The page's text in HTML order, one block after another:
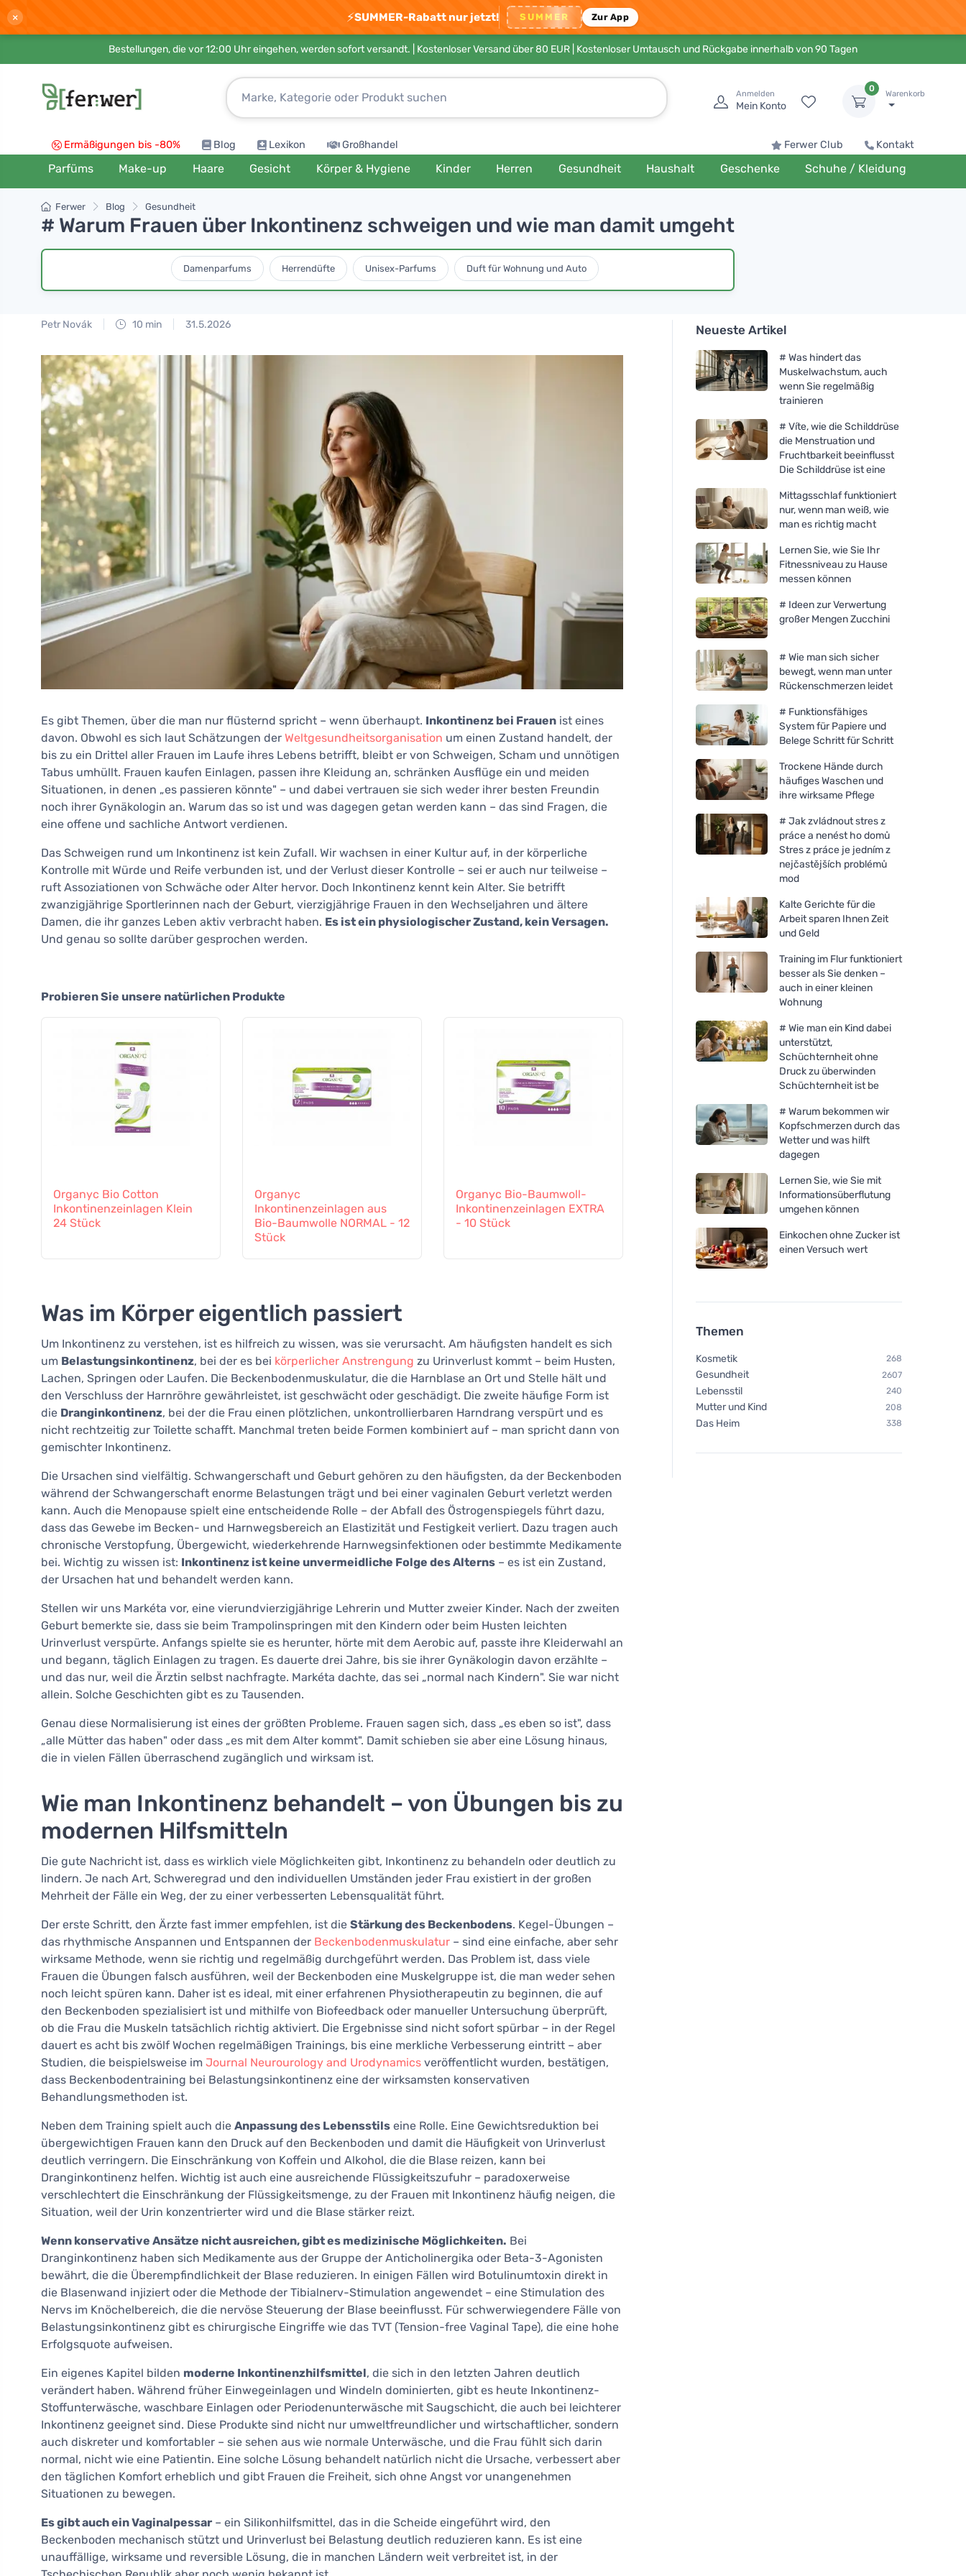
× ⚡SUMMER-Rabatt nur jetzt! SUMMER Zur App
Bestellungen, die vor 12:00 Uhr eingehen, werden sofort versandt. | Kostenloser Versand über 80 EUR | Kostenloser Umtausch und Rückgabe innerhalb von 90 Tagen
Anmelden
Mein Konto
0
Warenkorb
Ermäßigungen bis -80% Blog Lexikon Großhandel Ferwer Club Kontakt
Parfüms Make-up Haare Gesicht Körper & Hygiene Kinder Herren Gesundheit Haushalt Geschenke Schuhe / Kleidung
Ferwer Blog Gesundheit
# Warum Frauen über Inkontinenz schweigen und wie man damit umgeht
Damenparfums Herrendüfte Unisex-Parfums Duft für Wohnung und Auto
Petr Novák 10 min 31.5.2026
Es gibt Themen, über die man nur flüsternd spricht – wenn überhaupt. Inkontinenz bei Frauen ist eines
davon. Obwohl es sich laut Schätzungen der Weltgesundheitsorganisation um einen Zustand handelt, der
bis zu ein Drittel aller Frauen im Laufe ihres Lebens betrifft, bleibt er von Schweigen, Scham und unnötigen
Tabus umhüllt. Frauen kaufen Einlagen, passen ihre Kleidung an, schränken Ausflüge ein und meiden
Situationen, in denen „es passieren könnte" – und dabei vertrauen sie sich weder ihrer besten Freundin
noch ihrer Gynäkologin an. Warum das so ist und was dagegen getan werden kann – das sind Fragen, die
eine offene und sachliche Antwort verdienen.
Das Schweigen rund um Inkontinenz ist kein Zufall. Wir wachsen in einer Kultur auf, in der körperliche
Kontrolle mit Würde und Reife verbunden ist, und der Verlust dieser Kontrolle – sei er auch nur teilweise –
ruft Assoziationen von Schwäche oder Alter hervor. Doch Inkontinenz kennt kein Alter. Sie betrifft
zwanzigjährige Sportlerinnen nach der Geburt, vierzigjährige Frauen in den Wechseljahren und ältere
Damen, die ihr ganzes Leben aktiv verbracht haben. Es ist ein physiologischer Zustand, kein Versagen.
Und genau so sollte darüber gesprochen werden.
Probieren Sie unsere natürlichen Produkte
Organyc Bio Cotton
Inkontinenzeinlagen Klein
24 Stück
Organyc
Inkontinenzeinlagen aus
Bio-Baumwolle NORMAL - 12
Stück
Organyc Bio-Baumwoll-
Inkontinenzeinlagen EXTRA
- 10 Stück
Was im Körper eigentlich passiert
Um Inkontinenz zu verstehen, ist es hilfreich zu wissen, was sie verursacht. Am häufigsten handelt es sich
um Belastungsinkontinenz, bei der es bei körperlicher Anstrengung zu Urinverlust kommt – beim Husten,
Lachen, Springen oder Laufen. Die Beckenbodenmuskulatur, die die Harnblase an Ort und Stelle hält und
den Verschluss der Harnröhre gewährleistet, ist geschwächt oder geschädigt. Die zweite häufige Form ist
die Dranginkontinenz, bei der die Frau einen plötzlichen, unkontrollierbaren Harndrang verspürt und es
nicht rechtzeitig zur Toilette schafft. Manchmal treten beide Formen kombiniert auf – man spricht dann von
gemischter Inkontinenz.
Die Ursachen sind vielfältig. Schwangerschaft und Geburt gehören zu den häufigsten, da der Beckenboden
während der Schwangerschaft enorme Belastungen trägt und bei einer vaginalen Geburt verletzt werden
kann. Auch die Menopause spielt eine entscheidende Rolle – der Abfall des Östrogenspiegels führt dazu,
dass das Gewebe im Becken- und Harnwegsbereich an Elastizität und Festigkeit verliert. Dazu tragen auch
chronische Verstopfung, Übergewicht, wiederkehrende Harnwegsinfektionen oder bestimmte Medikamente
bei. Wichtig zu wissen ist: Inkontinenz ist keine unvermeidliche Folge des Alterns – es ist ein Zustand,
der Ursachen hat und behandelt werden kann.
Stellen wir uns Markéta vor, eine vierundvierzigjährige Lehrerin und Mutter zweier Kinder. Nach der zweiten
Geburt bemerkte sie, dass sie beim Trampolinspringen mit den Kindern oder beim Husten leichten
Urinverlust verspürte. Anfangs spielte sie es herunter, hörte mit dem Aerobic auf, passte ihre Kleiderwahl an
und begann, täglich Einlagen zu tragen. Es dauerte drei Jahre, bis sie ihrer Gynäkologin davon erzählte –
und das nur, weil die Ärztin selbst nachfragte. Markéta dachte, das sei „normal nach Kindern". Sie war nicht
allein. Solche Geschichten gibt es zu Tausenden.
Genau diese Normalisierung ist eines der größten Probleme. Frauen sagen sich, dass „es eben so ist", dass
„alle Mütter das haben" oder dass „es mit dem Alter kommt". Damit schieben sie aber eine Lösung hinaus,
die in vielen Fällen überraschend zugänglich und wirksam ist.
Wie man Inkontinenz behandelt – von Übungen bis zu
modernen Hilfsmitteln
Die gute Nachricht ist, dass es wirklich viele Möglichkeiten gibt, Inkontinenz zu behandeln oder deutlich zu
lindern. Je nach Art, Schweregrad und den individuellen Umständen jeder Frau existiert in der großen
Mehrheit der Fälle ein Weg, der zu einer verbesserten Lebensqualität führt.
Der erste Schritt, den Ärzte fast immer empfehlen, ist die Stärkung des Beckenbodens. Kegel-Übungen –
das rhythmische Anspannen und Entspannen der Beckenbodenmuskulatur – sind eine einfache, aber sehr
wirksame Methode, wenn sie richtig und regelmäßig durchgeführt werden. Das Problem ist, dass viele
Frauen die Übungen falsch ausführen, weil der Beckenboden eine Muskelgruppe ist, die man weder sehen
noch leicht spüren kann. Daher ist es ideal, mit einer erfahrenen Physiotherapeutin zu beginnen, die auf
den Beckenboden spezialisiert ist und mithilfe von Biofeedback oder manueller Untersuchung überprüft,
ob die Frau die Muskeln tatsächlich richtig aktiviert. Die Ergebnisse sind nicht sofort spürbar – in der Regel
dauert es acht bis zwölf Wochen regelmäßigen Trainings, bis eine merkliche Verbesserung eintritt – aber
Studien, die beispielsweise im Journal Neurourology and Urodynamics veröffentlicht wurden, bestätigen,
dass Beckenbodentraining bei Belastungsinkontinenz eine der wirksamsten konservativen
Behandlungsmethoden ist.
Neben dem Training spielt auch die Anpassung des Lebensstils eine Rolle. Eine Gewichtsreduktion bei
übergewichtigen Frauen kann den Druck auf den Beckenboden und damit die Häufigkeit von Urinverlust
deutlich verringern. Die Einschränkung von Koffein und Alkohol, die die Blase reizen, kann bei
Dranginkontinenz helfen. Wichtig ist auch eine ausreichende Flüssigkeitszufuhr – paradoxerweise
verschlechtert die Einschränkung der Flüssigkeitsmenge, zu der Frauen mit Inkontinenz häufig neigen, die
Situation, weil der Urin konzentrierter wird und die Blase stärker reizt.
Wenn konservative Ansätze nicht ausreichen, gibt es medizinische Möglichkeiten. Bei
Dranginkontinenz haben sich Medikamente aus der Gruppe der Anticholinergika oder Beta-3-Agonisten
bewährt, die die Überempfindlichkeit der Blase reduzieren. In einigen Fällen wird Botulinumtoxin direkt in
die Blasenwand injiziert oder die Methode der Tibialnerv-Stimulation angewendet – eine Stimulation des
Nervs im Knöchelbereich, die die nervöse Steuerung der Blase beeinflusst. Für schwerwiegendere Fälle von
Belastungsinkontinenz gibt es chirurgische Eingriffe wie das TVT (Tension-free Vaginal Tape), die eine hohe
Erfolgsquote aufweisen.
Ein eigenes Kapitel bilden moderne Inkontinenzhilfsmittel, die sich in den letzten Jahren deutlich
verändert haben. Während früher Einwegeinlagen und Windeln dominierten, gibt es heute Inkontinenz-
Stoffunterwäsche, waschbare Einlagen oder Periodenunterwäsche mit Saugschicht, die auch bei leichterer
Inkontinenz geeignet sind. Diese Produkte sind nicht nur umweltfreundlicher und wirtschaftlicher, sondern
auch diskreter und komfortabler – sie sehen aus wie normale Unterwäsche, und die Frau fühlt sich darin
normal, nicht wie eine Patientin. Eine solche Lösung behandelt natürlich nicht die Ursache, verbessert aber
den täglichen Komfort erheblich und gibt Frauen die Freiheit, sich ohne Angst vor unangenehmen
Situationen zu bewegen.
Es gibt auch ein Vaginalpessar – ein Silikonhilfsmittel, das in die Scheide eingeführt wird, den
Beckenboden mechanisch stützt und Urinverlust bei Belastung deutlich reduzieren kann. Es ist eine
unauffällige, wirksame und reversible Lösung, die in manchen Ländern weit verbreitet ist, in der
Neueste Artikel
# Was hindert das
Muskelwachstum, auch
wenn Sie regelmäßig
trainieren
# Víte, wie die Schilddrüse
die Menstruation und
Fruchtbarkeit beeinflusst
Die Schilddrüse ist eine
Mittagsschlaf funktioniert
nur, wenn man weiß, wie
man es richtig macht
Lernen Sie, wie Sie Ihr
Fitnessniveau zu Hause
messen können
# Ideen zur Verwertung
großer Mengen Zucchini
# Wie man sich sicher
bewegt, wenn man unter
Rückenschmerzen leidet
# Funktionsfähiges
System für Papiere und
Belege Schritt für Schritt
Trockene Hände durch
häufiges Waschen und
ihre wirksame Pflege
# Jak zvládnout stres z
práce a nenést ho domů
Stres z práce je jedním z
nejčastějších problémů
mod
Kalte Gerichte für die
Arbeit sparen Ihnen Zeit
und Geld
Training im Flur funktioniert
besser als Sie denken –
auch in einer kleinen
Wohnung
# Wie man ein Kind dabei
unterstützt,
Schüchternheit ohne
Druck zu überwinden
Schüchternheit ist be
# Warum bekommen wir
Kopfschmerzen durch das
Wetter und was hilft
dagegen
Lernen Sie, wie Sie mit
Informationsüberflutung
umgehen können
Einkochen ohne Zucker ist
einen Versuch wert
Themen
Kosmetik 268
Gesundheit 2607
Lebensstil 240
Mutter und Kind 208
Das Heim 338